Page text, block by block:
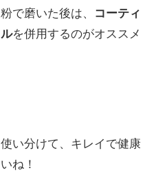
で磨いた後は、 コーティ
を併用するのがオススメ
い分けて、キレイで健康
ね！